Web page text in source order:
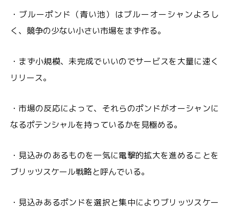
・ブルーポンド（青い池）はブルーオーシャンよろし
く、競争の少ない小さい市場をまず作る。
・まず小規模、未完成でいいのでサービスを大量に速く
リリース。
・市場の反応によって、それらのポンドがオーシャンに
なるポテンシャルを持っているかを見極める。
・見込みのあるものを一気に電撃的拡大を進めることを
ブリッツスケール戦略と呼んでいる。
・見込みあるポンドを選択と集中によりブリッツスケー